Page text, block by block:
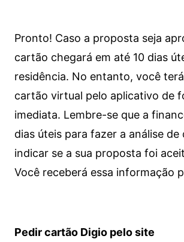
Pronto! Caso a proposta seja
cartão chegará em até 10 dias
residência. No entanto, você
cartão virtual pelo aplicativo de
imediata. Lembre-se que a
dias úteis para fazer a análise de
indicar se a sua proposta foi
Você receberá essa informação
Pedir cartão Digio pelo site